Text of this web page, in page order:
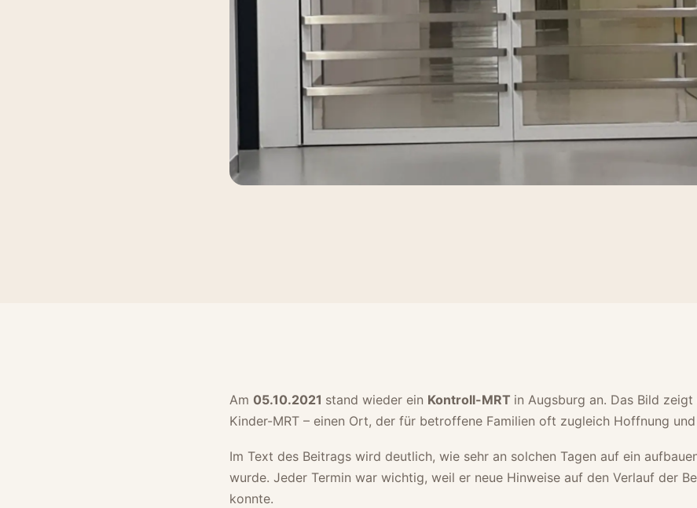
Am 05.10.2021 stand wieder ein Kontroll-MRT in Augsburg an. Das Bild
Kinder-MRT – einen Ort, der für betroffene Familien oft zugleich Hoffnung
Im Text des Beitrags wird deutlich, wie sehr an solchen Tagen auf ein
wurde. Jeder Termin war wichtig, weil er neue Hinweise auf den Verlauf der
konnte.